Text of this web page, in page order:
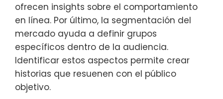
ofrecen insights sobre el comportamiento
en línea. Por último, la segmentación del
mercado ayuda a definir grupos
específicos dentro de la audiencia.
Identificar estos aspectos permite crear
historias que resuenen con el público
objetivo.